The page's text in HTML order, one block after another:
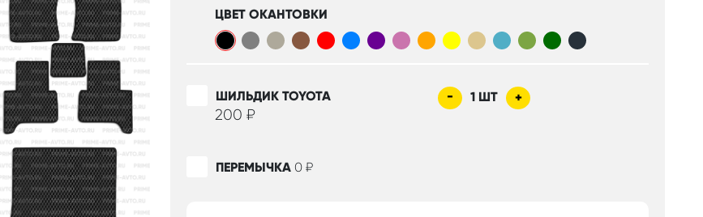
ЦВЕТ ОКАНТОВКИ
ШИЛЬДИК TOYOTA
200 ₽
- 1 ШТ +
ПЕРЕМЫЧКА 0 ₽